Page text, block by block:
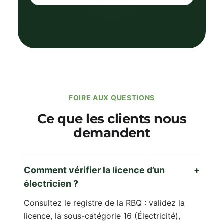
FOIRE AUX QUESTIONS
Ce que les clients nous
demandent
Comment vérifier la licence d’un
électricien ?
+
Consultez le registre de la RBQ : validez la
licence, la sous-catégorie 16 (Électricité),